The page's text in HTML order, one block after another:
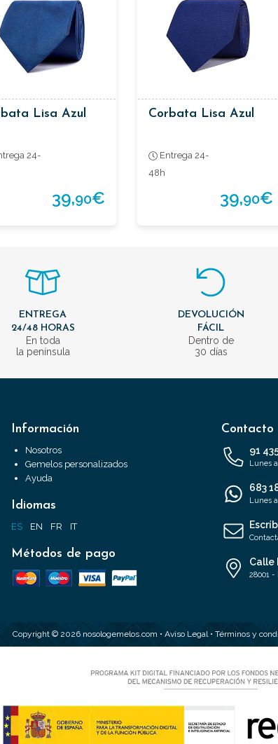
Lisa Azul
24-
39,90€
Corbata Lisa Azul
Entrega 24-
48h
39,90€
ENTREGA
24/48 HORAS
En toda
la península
DEVOLUCIÓN
FÁCIL
Dentro de
30 días
Información
Nosotros
Gemelos personalizados
Ayuda
Idiomas
ES EN FR IT
Métodos de pago
Contacto
91
Lunes
683
Lunes
Calle
28001
Copyright © 2026 nosologemelos.com • Aviso Legal • Términos y